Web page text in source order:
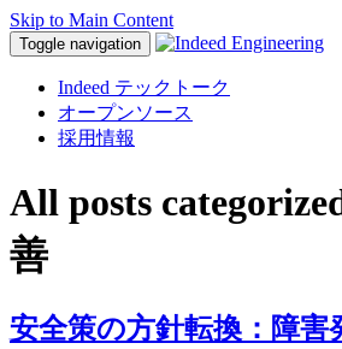
Skip to Main Content
Toggle navigation
Indeed テックトーク
オープンソース
採用情報
All posts
善
安全策の方針転換：障害